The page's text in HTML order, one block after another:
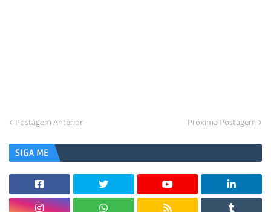
Postagem Anterior Próxima Postagem
SIGA ME